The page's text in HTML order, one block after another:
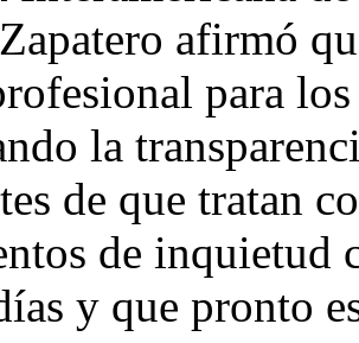
afirmó
para
la
de que tratan
de inquietud
y que pronto